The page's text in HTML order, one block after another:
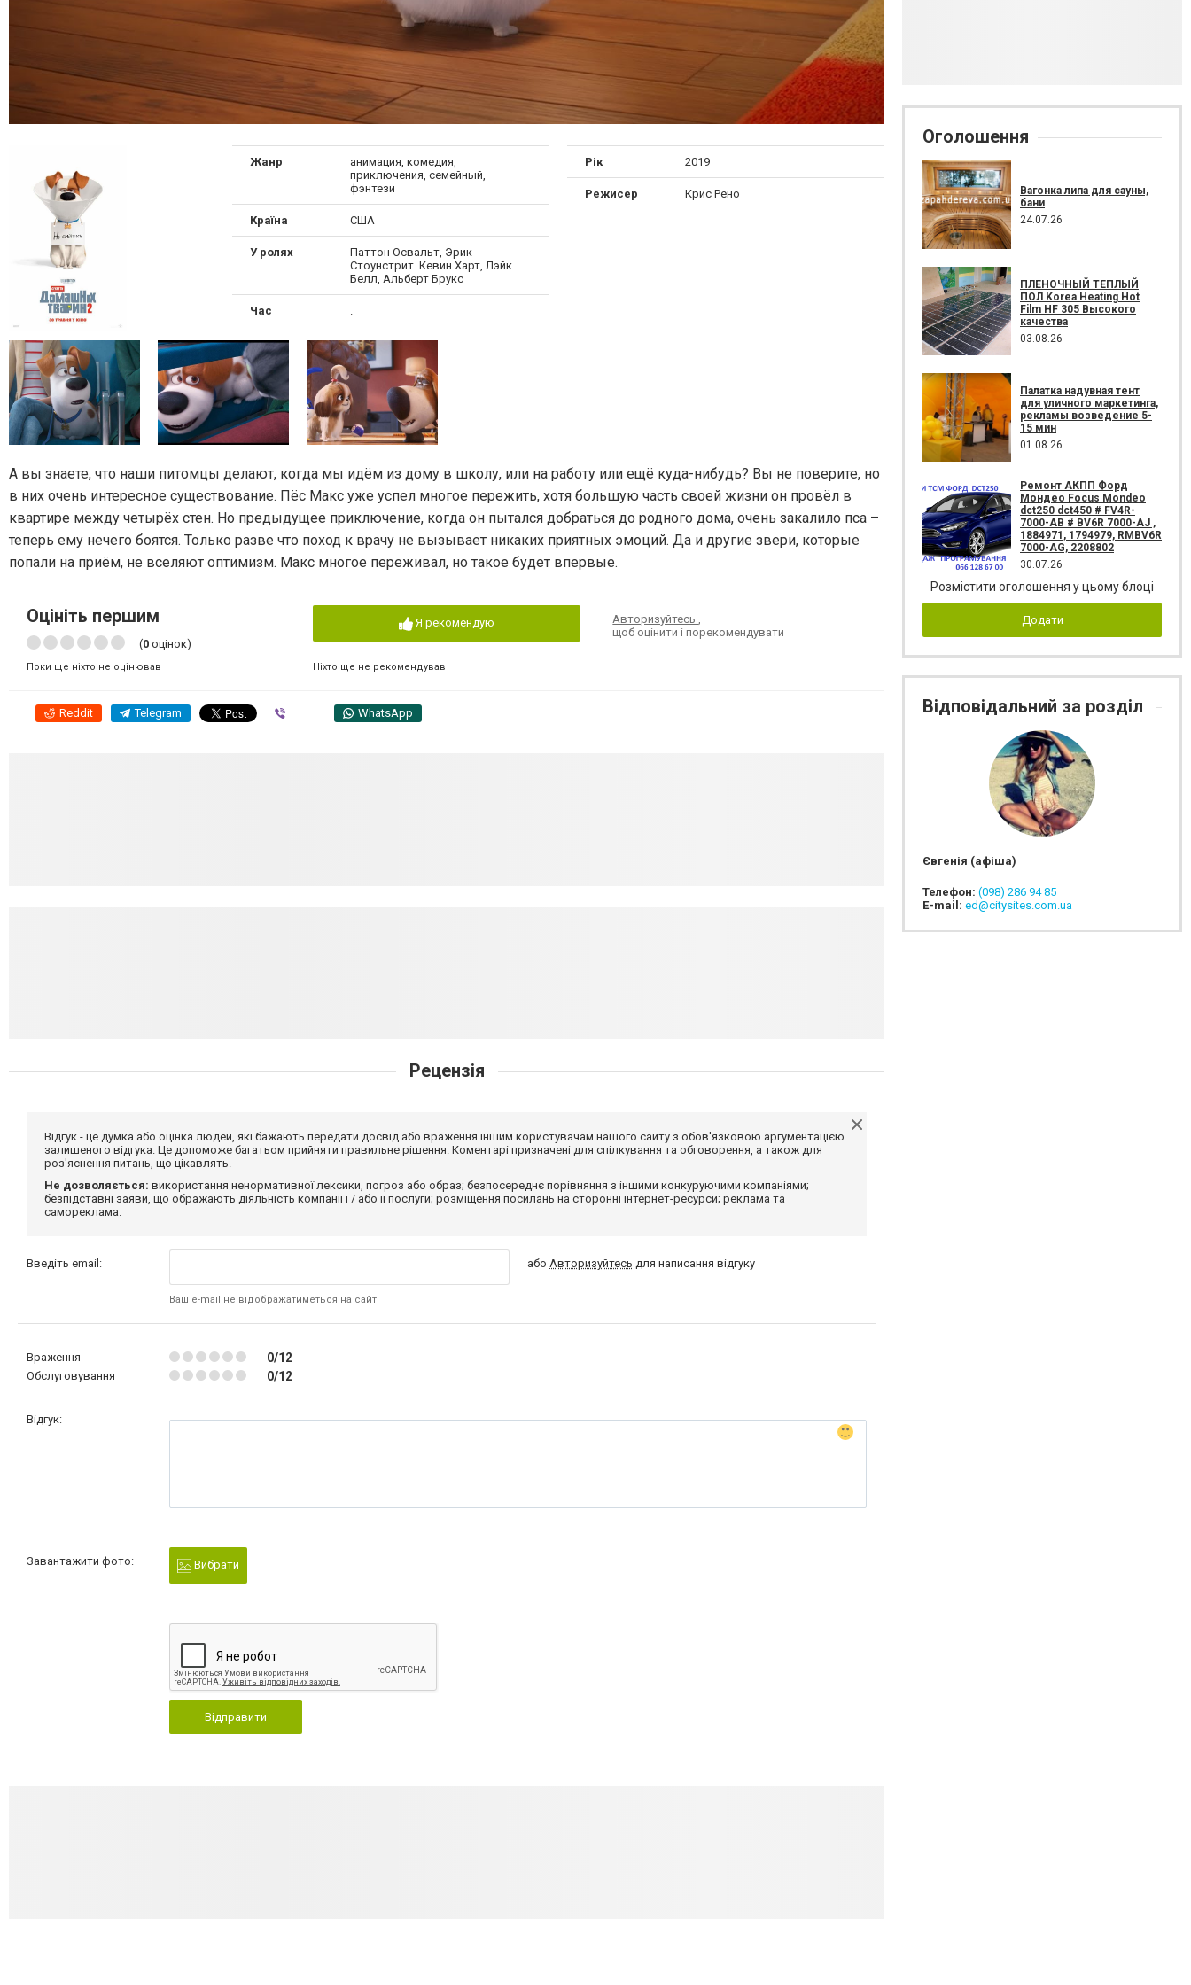
Жанр
анимация, комедия,
приключения, семейный,
фэнтези
Країна США
У ролях
Паттон Освальт, Эрик
Стоунстрит. Кевин Харт, Лэйк
Белл, Альберт Брукс
Рік 2019
Режисер Крис Рено
Час
А вы знаете, что наши питомцы делают, когда мы идём из дому в школу, или на работу или ещё куда-нибудь? Вы не поверите, но
в них очень интересное существование. Пёс Макс уже успел многое пережить, хотя большую часть своей жизни он провёл в
квартире между четырёх стен. Но предыдущее приключение, когда он пытался добраться до родного дома, очень закалило пса –
теперь ему нечего боятся. Только разве что поход к врачу не вызывает никаких приятных эмоций. Да и другие звери, которые
попали на приём, не вселяют оптимизм. Макс многое переживал, но такое будет впервые.
Оцініть першим
(0 оцінок)
Поки ще ніхто не оцінював
Я рекомендую
Ніхто ще не рекомендував
Авторизуйтесь,
щоб оцінити і порекомендувати
Reddit Telegram WhatsApp
Рецензія
Відгук - це думка або оцінка людей, які бажають передати досвід або враження іншим користувачам нашого сайту з обов'язковою аргументацією
залишеного відгука. Це допоможе багатьом прийняти правильне рішення. Коментарі призначені для спілкування та обговорення, а також для
роз'яснення питань, що цікавлять.
Не дозволяється: використання ненормативної лексики, погроз або образ; безпосереднє порівняння з іншими конкуруючими компаніями;
безпідставні заяви, що ображають діяльність компанії і / або її послуги; розміщення посилань на сторонні інтернет-ресурси; реклама та
самореклама.
Введіть email:
Ваш e-mail не відображатиметься на сайті
або Авторизуйтесь для написання відгуку
Враження 0/12
Обслуговування 0/12
Відгук:
Завантажити фото: Вибрати
Відправити
Оголошення
Вагонка липа для сауны,
бани
24.07.26
ПЛЕНОЧНЫЙ ТЕПЛЫЙ
ПОЛ Korea Heating Hot
Film HF 305 Высокого
качества
03.08.26
Палатка надувная тент
для уличного маркетинга,
рекламы возведение 5-
15 мин
01.08.26
Ремонт АКПП Форд
Мондео Focus Mondeo
dct250 dct450 # FV4R-
7000-AB # BV6R 7000-AJ ,
1884971, 1794979, RMBV6R
7000-AG, 2208802
30.07.26
Розмістити оголошення у цьому блоці
Додати
Відповідальний за розділ
Євгенія (афіша)
Телефон: (098) 286 94 85
E-mail: ed@citysites.com.ua